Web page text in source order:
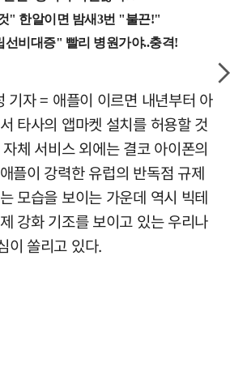
기자 = 애플이 이르면 내년부터 아
타사의 앱마켓 설치를 허용할 것
체 서비스 외에는 결코 아이폰의
플이 강력한 유럽의 반독점 규제
모습을 보이는 가운데 역시 빅테
강화 기조를 보이고 있는 우리나
이 쏠리고 있다.